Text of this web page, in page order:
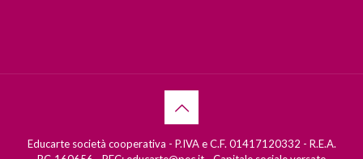
Educarte società cooperativa - P.IVA e C.F. 01417120332 - R.E.A.